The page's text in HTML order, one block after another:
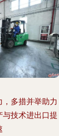
多措并举助力
技术进出口提